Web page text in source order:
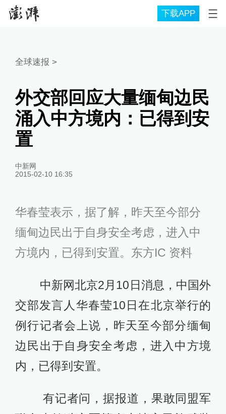
下载APP
全球速报 >
外交部回应大量缅甸边民
涌入中方境内：已得到安
置
中新网
2015-02-10 16:35
华春莹表示，据了解，昨天至今部分
缅甸边民出于自身安全考虑，进入中
方境内，已得到安置。东方IC 资料
中新网北京2月10日消息，中国外
交部发言人华春莹10日在北京举行的
例行记者会上说，昨天至今部分缅甸
边民出于自身安全考虑，进入中方境
内，已得到安置。
有记者问，据报道，果敢同盟军